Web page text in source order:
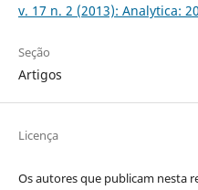
v. 17 n. 2 (2013): Analytica:
Seção
Artigos
Licença
Os autores que publicam nesta